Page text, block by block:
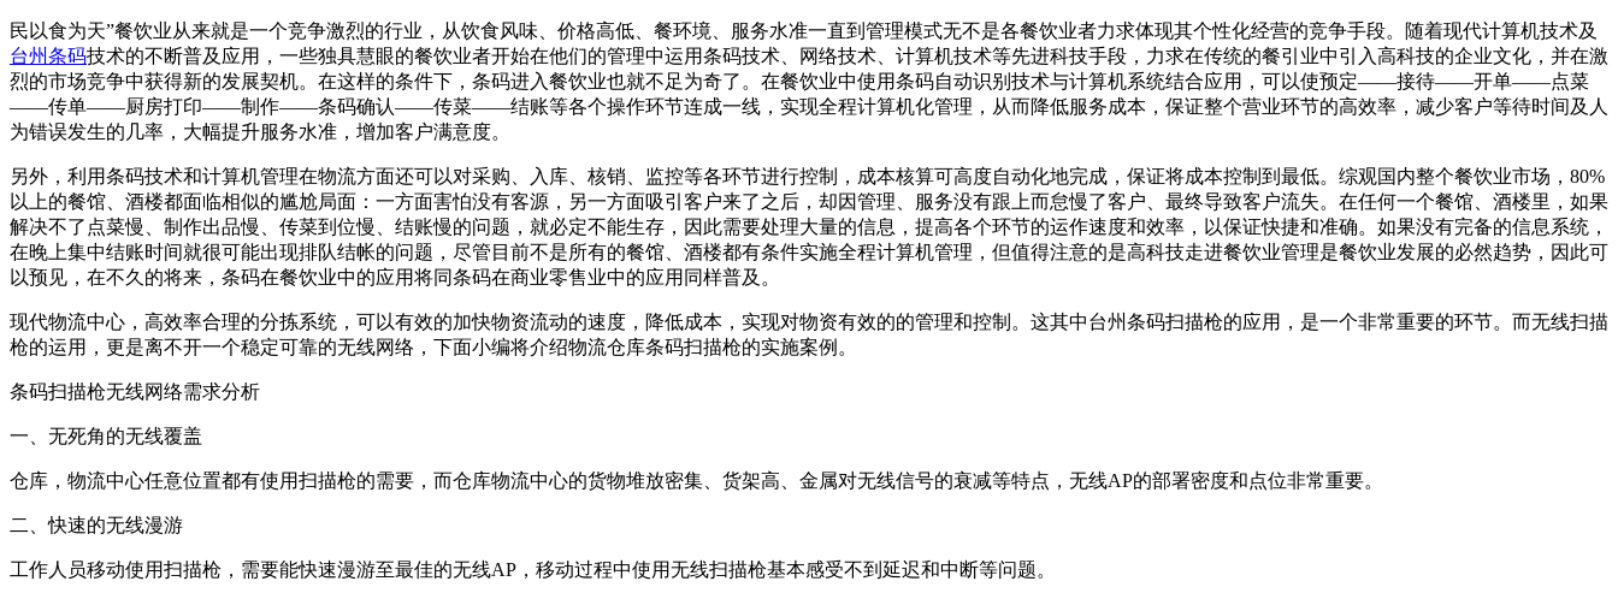
民以食为天”餐饮业从来就是一个竞争激烈的行业，从饮食风味、价格高低、餐环境、服务水准一直到管理模式无不是各餐饮业者力求体现其个性化经营的竞争手段。随着现代计算机技术及
台州条码技术的不断普及应用，一些独具慧眼的餐饮业者开始在他们的管理中运用条码技术、网络技术、计算机技术等先进科技手段，力求在传统的餐引业中引入高科技的企业文化，并在激
烈的市场竞争中获得新的发展契机。在这样的条件下，条码进入餐饮业也就不足为奇了。在餐饮业中使用条码自动识别技术与计算机系统结合应用，可以使预定——接待——开单——点菜
——传单——厨房打印——制作——条码确认——传菜——结账等各个操作环节连成一线，实现全程计算机化管理，从而降低服务成本，保证整个营业环节的高效率，减少客户等待时间及人
为错误发生的几率，大幅提升服务水准，增加客户满意度。
另外，利用条码技术和计算机管理在物流方面还可以对采购、入库、核销、监控等各环节进行控制，成本核算可高度自动化地完成，保证将成本控制到最低。综观国内整个餐饮业市场，80%
以上的餐馆、酒楼都面临相似的尴尬局面：一方面害怕没有客源，另一方面吸引客户来了之后，却因管理、服务没有跟上而怠慢了客户、最终导致客户流失。在任何一个餐馆、酒楼里，如果
解决不了点菜慢、制作出品慢、传菜到位慢、结账慢的问题，就必定不能生存，因此需要处理大量的信息，提高各个环节的运作速度和效率，以保证快捷和准确。如果没有完备的信息系统，
在晚上集中结账时间就很可能出现排队结帐的问题，尽管目前不是所有的餐馆、酒楼都有条件实施全程计算机管理，但值得注意的是高科技走进餐饮业管理是餐饮业发展的必然趋势，因此可
以预见，在不久的将来，条码在餐饮业中的应用将同条码在商业零售业中的应用同样普及。
现代物流中心，高效率合理的分拣系统，可以有效的加快物资流动的速度，降低成本，实现对物资有效的的管理和控制。这其中台州条码扫描枪的应用，是一个非常重要的环节。而无线扫描
枪的运用，更是离不开一个稳定可靠的无线网络，下面小编将介绍物流仓库条码扫描枪的实施案例。
条码扫描枪无线网络需求分析
一、无死角的无线覆盖
仓库，物流中心任意位置都有使用扫描枪的需要，而仓库物流中心的货物堆放密集、货架高、金属对无线信号的衰减等特点，无线AP的部署密度和点位非常重要。
二、快速的无线漫游
工作人员移动使用扫描枪，需要能快速漫游至最佳的无线AP，移动过程中使用无线扫描枪基本感受不到延迟和中断等问题。